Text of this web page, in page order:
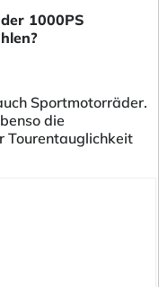
1000PS
Sportmotorräder.
die
Tourentauglichkeit